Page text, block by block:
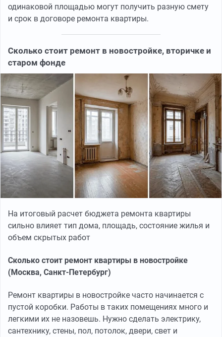
одинаковой площадью могут получить разную смету
и срок в договоре ремонта квартиры.
Сколько стоит ремонт в новостройке, вторичке и
старом фонде
На итоговый расчет бюджета ремонта квартиры
сильно влияет тип дома, площадь, состояние жилья и
объем скрытых работ
Сколько стоит ремонт квартиры в новостройке
(Москва, Санкт-Петербург)
Ремонт квартиры в новостройке часто начинается с
пустой коробки. Работы в таких помещениях много и
легкими их не назовешь. Нужно сделать электрику,
сантехнику, стены, пол, потолок, двери, свет и